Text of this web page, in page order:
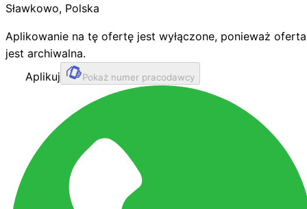
Sławkowo, Polska
Aplikowanie na tę ofertę jest wyłączone, ponieważ oferta
jest archiwalna.
Aplikuj
Pokaż numer pracodawcy